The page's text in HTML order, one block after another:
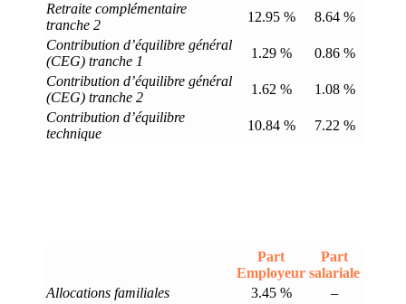
Retraite complémentaire
tranche 2
12.95 %
8.64 %
Contribution d’équilibre général
(CEG) tranche 1
1.29 %
0.86 %
Contribution d’équilibre général
(CEG) tranche 2
1.62 %
1.08 %
Contribution d’équilibre
technique
10.84 % 7.22 %
Part
Employeur
Part
salariale
Allocations familiales
3.45 %
–